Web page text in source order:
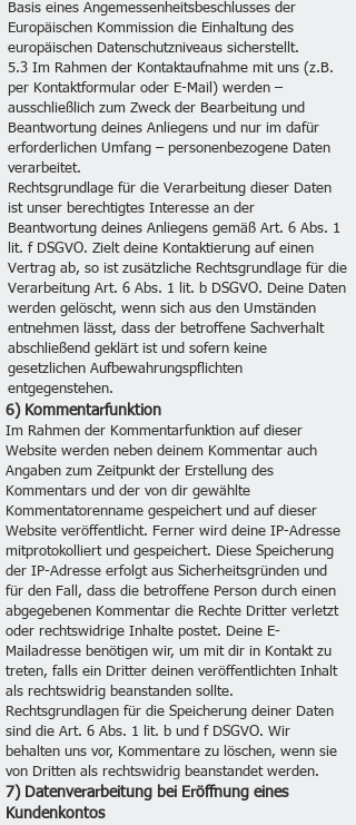
Basis eines Angemessenheitsbeschlusses der
Europäischen Kommission die Einhaltung des
europäischen Datenschutzniveaus sicherstellt.
5.3 Im Rahmen der Kontaktaufnahme mit uns (z.B.
per Kontaktformular oder E-Mail) werden –
ausschließlich zum Zweck der Bearbeitung und
Beantwortung deines Anliegens und nur im dafür
erforderlichen Umfang – personenbezogene Daten
verarbeitet.
Rechtsgrundlage für die Verarbeitung dieser Daten
ist unser berechtigtes Interesse an der
Beantwortung deines Anliegens gemäß Art. 6 Abs. 1
lit. f DSGVO. Zielt deine Kontaktierung auf einen
Vertrag ab, so ist zusätzliche Rechtsgrundlage für die
Verarbeitung Art. 6 Abs. 1 lit. b DSGVO. Deine Daten
werden gelöscht, wenn sich aus den Umständen
entnehmen lässt, dass der betroffene Sachverhalt
abschließend geklärt ist und sofern keine
gesetzlichen Aufbewahrungspflichten
entgegenstehen.
6) Kommentarfunktion
Im Rahmen der Kommentarfunktion auf dieser
Website werden neben deinem Kommentar auch
Angaben zum Zeitpunkt der Erstellung des
Kommentars und der von dir gewählte
Kommentatorenname gespeichert und auf dieser
Website veröffentlicht. Ferner wird deine IP-Adresse
mitprotokolliert und gespeichert. Diese Speicherung
der IP-Adresse erfolgt aus Sicherheitsgründen und
für den Fall, dass die betroffene Person durch einen
abgegebenen Kommentar die Rechte Dritter verletzt
oder rechtswidrige Inhalte postet. Deine E-
Mailadresse benötigen wir, um mit dir in Kontakt zu
treten, falls ein Dritter deinen veröffentlichten Inhalt
als rechtswidrig beanstanden sollte.
Rechtsgrundlagen für die Speicherung deiner Daten
sind die Art. 6 Abs. 1 lit. b und f DSGVO. Wir
behalten uns vor, Kommentare zu löschen, wenn sie
von Dritten als rechtswidrig beanstandet werden.
7) Datenverarbeitung bei Eröffnung eines
Kundenkontos